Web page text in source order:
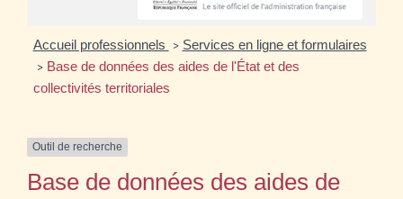
Accueil professionnels > Services en ligne et formulaires
> Base de données des aides de l'État et des
collectivités territoriales
Outil de recherche
Base de données des aides de